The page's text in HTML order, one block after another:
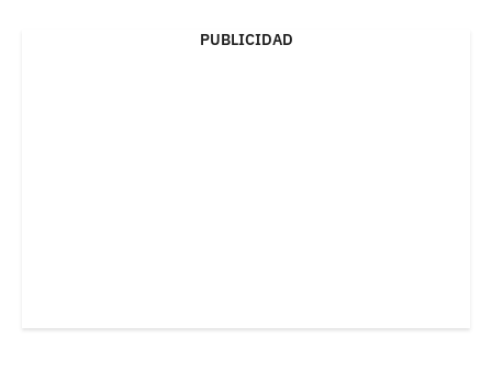
PUBLICIDAD